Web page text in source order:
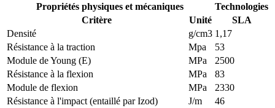
Propriétés physiques et mécaniques
Technologies
Critère
Unité
SLA
Densité
g/cm3 1,17
Résistance à la traction
Mpa
53
Module de Young (E)
MPa
2500
Résistance à la flexion
MPa
83
Module de flexion
MPa
2330
Résistance à l'impact (entaillé par Izod)
J/m
46